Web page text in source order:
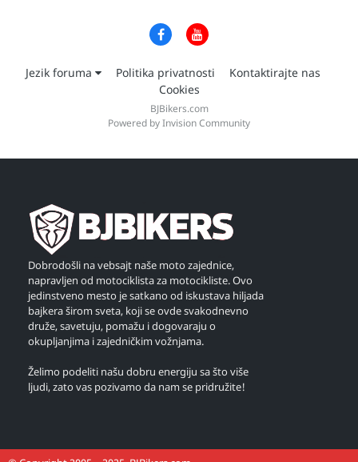
Jezik foruma Politika privatnosti
Kontaktirajte nas
Cookies
BJBikers.com
Powered by Invision Community
Dobrodošli na vebsajt naše moto zajednice,
napravljen od motociklista za motocikliste. Ovo
jedinstveno mesto je satkano od iskustava hiljada
bajkera širom sveta, koji se ovde svakodnevno
druže, savetuju, pomažu i dogovaraju o
okupljanjima i zajedničkim vožnjama.
Želimo podeliti našu dobru energiju sa što više
ljudi, zato vas pozivamo da nam se pridružite!